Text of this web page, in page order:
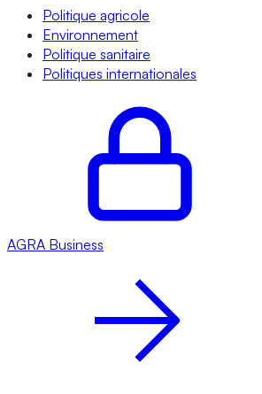
Politique agricole
Environnement
Politique sanitaire
Politiques internationales
AGRA Business